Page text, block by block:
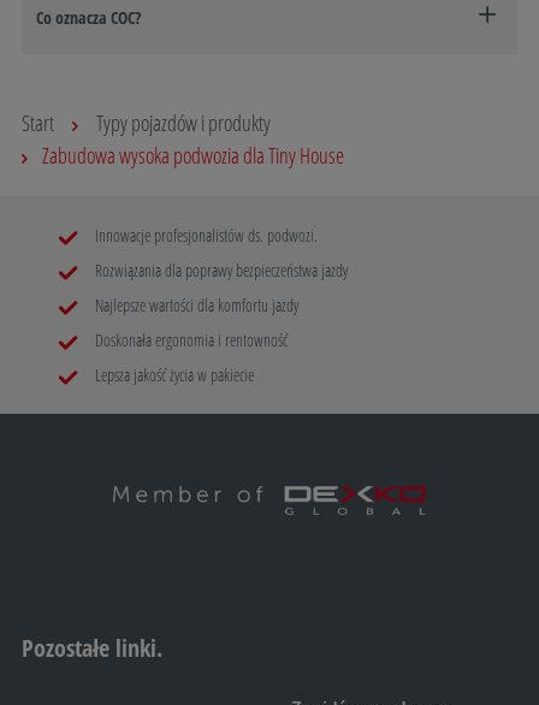
Co oznacza COC?
Start
Typy pojazdów i produkty
Zabudowa wysoka podwozia dla Tiny House
Innowacje profesjonalistów ds. podwozi.
Rozwiązania dla poprawy bezpieczeństwa jazdy
Najlepsze wartości dla komfortu jazdy
Doskonała ergonomia i rentowność
Lepsza jakość życia w pakiecie
Pozostałe linki.